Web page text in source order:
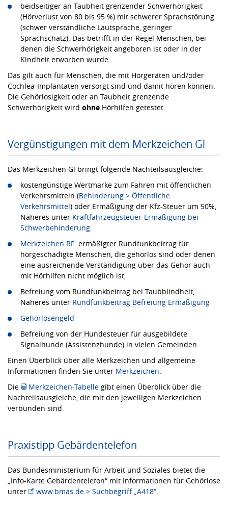
beidseitiger an Taubheit grenzender Schwerhörigkeit
(Hörverlust von 80 bis 95 %) mit schwerer Sprachstörung
(schwer verständliche Lautsprache, geringer
Sprachschatz). Das betrifft in der Regel Menschen, bei
denen die Schwerhörigkeit angeboren ist oder in der
Kindheit erworben wurde.
Das gilt auch für Menschen, die mit Hörgeräten und/oder
Cochlea-Implantaten versorgt sind und damit hören können.
Die Gehörlosigkeit oder an Taubheit grenzende
Schwerhörigkeit wird ohne Hörhilfen getestet.
Vergünstigungen mit dem Merkzeichen Gl
Das Merkzeichen Gl bringt folgende Nachteilsausgleiche:
kostengünstige Wertmarke zum Fahren mit öffentlichen
Verkehrsmitteln (Behinderung > Öffentliche
Verkehrsmittel) oder Ermäßigung der Kfz-Steuer um 50%,
Näheres unter Kraftfahrzeugsteuer-Ermäßigung bei
Schwerbehinderung
Merkzeichen RF: ermäßigter Rundfunkbeitrag für
hörgeschädigte Menschen, die gehörlos sind oder denen
eine ausreichende Verständigung über das Gehör auch
mit Hörhilfen nicht möglich ist,
Befreiung vom Rundfunkbeitrag bei Taubblindheit,
Näheres unter Rundfunkbeitrag Befreiung Ermäßigung
Gehörlosengeld
Befreiung von der Hundesteuer für ausgebildete
Signalhunde (Assistenzhunde) in vielen Gemeinden
Einen Überblick über alle Merkzeichen und allgemeine
Informationen finden Sie unter Merkzeichen
Die
Merkzeichen-Tabelle gibt einen Überblick über die
Nachteilsausgleiche, die mit den jeweiligen Merkzeichen
verbunden sind.
Praxistipp Gebärdentelefon
Das Bundesministerium für Arbeit und Soziales bietet die
„Info-Karte Gebärdentelefon“ mit Informationen für Gehörlose
unter
www.bmas.de > Suchbegriff „A418“